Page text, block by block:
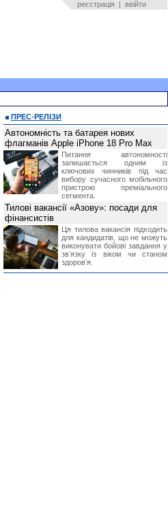
реєстрація | ввійти
ПРЕС-РЕЛІЗИ
Автономність та батарея нових
флагманів Apple iPhone 18 Pro Max
Питання автономності
залишається одним із
ключових чинників під час
вибору сучасного мобільного
пристрою преміального
сегмента.
Тилові вакансії «Азову»: посади для
фінансистів
Ця тилова вакансія підходить
для кандидатів, що не можуть
виконувати бойові завдання у
звʼязку із віком чи станом
здоровʼя.